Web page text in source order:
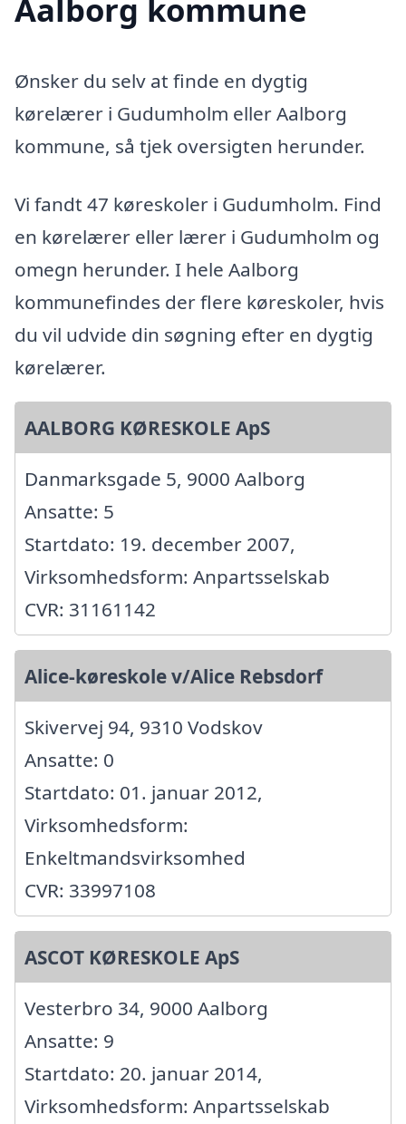
Aalborg kommune
Ønsker du selv at finde en dygtig
kørelærer i Gudumholm eller Aalborg
kommune, så tjek oversigten herunder.
Vi fandt 47 køreskoler i Gudumholm. Find
en kørelærer eller lærer i Gudumholm og
omegn herunder. I hele Aalborg
kommunefindes der flere køreskoler, hvis
du vil udvide din søgning efter en dygtig
kørelærer.
AALBORG KØRESKOLE ApS
Danmarksgade 5, 9000 Aalborg
Ansatte: 5
Startdato: 19. december 2007,
Virksomhedsform: Anpartsselskab
CVR: 31161142
Alice-køreskole v/Alice Rebsdorf
Skivervej 94, 9310 Vodskov
Ansatte: 0
Startdato: 01. januar 2012,
Virksomhedsform:
Enkeltmandsvirksomhed
CVR: 33997108
ASCOT KØRESKOLE ApS
Vesterbro 34, 9000 Aalborg
Ansatte: 9
Startdato: 20. januar 2014,
Virksomhedsform: Anpartsselskab